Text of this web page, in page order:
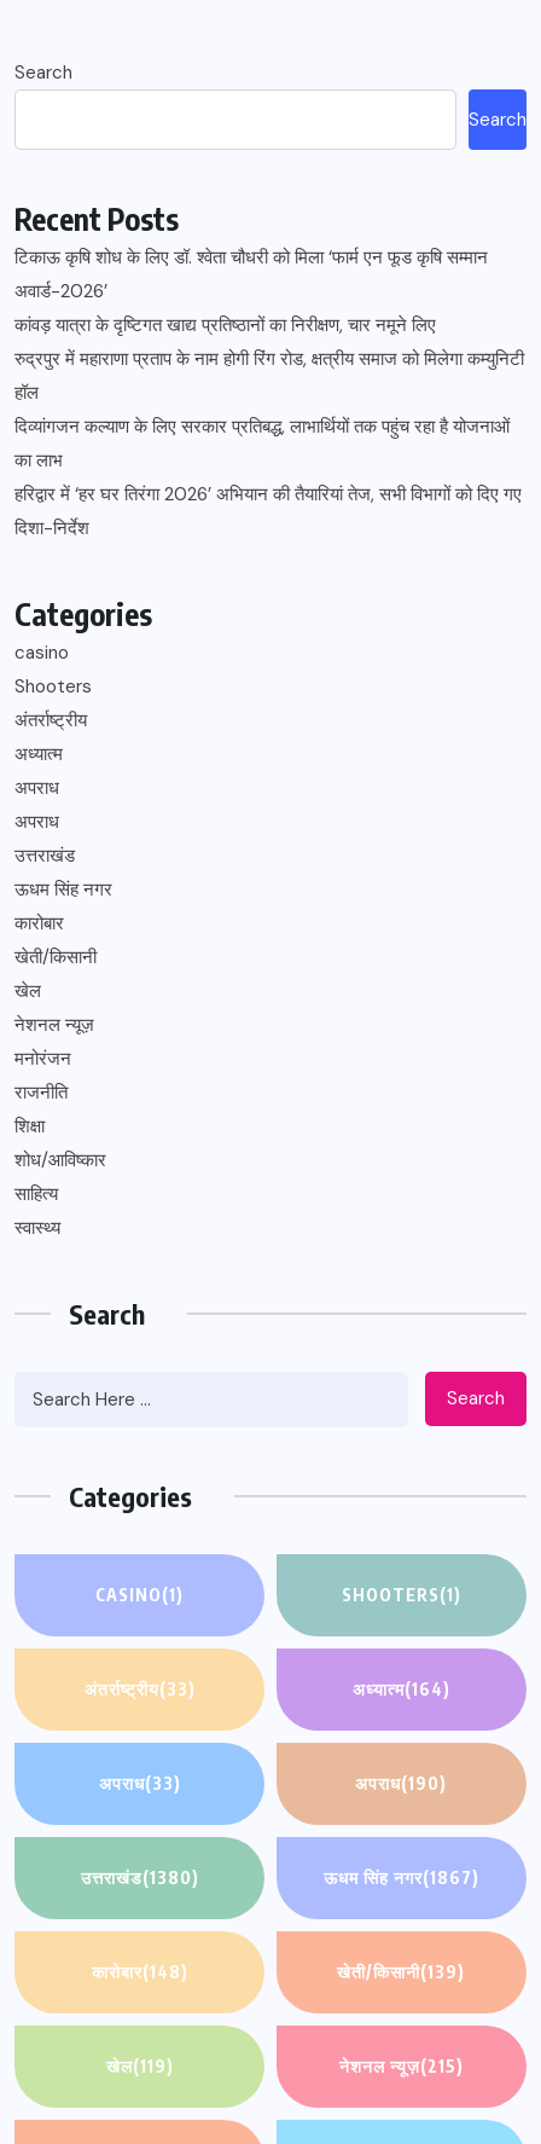
Search
Search
Recent Posts
टिकाऊ कृषि शोध के लिए डॉ. श्वेता चौधरी को मिला ‘फार्म एन फूड कृषि सम्मान
अवार्ड-2026’
कांवड़ यात्रा के दृष्टिगत खाद्य प्रतिष्ठानों का निरीक्षण, चार नमूने लिए
रुद्रपुर में महाराणा प्रताप के नाम होगी रिंग रोड, क्षत्रीय समाज को मिलेगा कम्युनिटी
हॉल
दिव्यांगजन कल्याण के लिए सरकार प्रतिबद्ध, लाभार्थियों तक पहुंच रहा है योजनाओं
का लाभ
हरिद्वार में ‘हर घर तिरंगा 2026’ अभियान की तैयारियां तेज, सभी विभागों को दिए गए
दिशा-निर्देश
Categories
casino
Shooters
अंतर्राष्ट्रीय
अध्यात्म
अपराध
अपराध
उत्तराखंड
ऊधम सिंह नगर
कारोबार
खेती/किसानी
खेल
नेशनल न्यूज़
मनोरंजन
राजनीति
शिक्षा
शोध/आविष्कार
साहित्य
स्वास्थ्य
Search
Search
Categories
CASINO(1) SHOOTERS(1)
अंतर्राष्ट्रीय(33) अध्यात्म(164)
अपराध(33) अपराध(190)
उत्तराखंड(1380) ऊधम सिंह नगर(1867)
कारोबार(148) खेती/किसानी(139)
खेल(119) नेशनल न्यूज़(215)